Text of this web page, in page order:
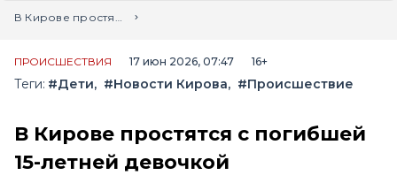
В Кирове простятся с погибшей 15-летней девочкой
ПРОИСШЕСТВИЯ 17 июн 2026, 07:47 16+
Теги: #Дети #Новости Кирова #Происшествие
В Кирове простятся с погибшей
15-летней девочкой